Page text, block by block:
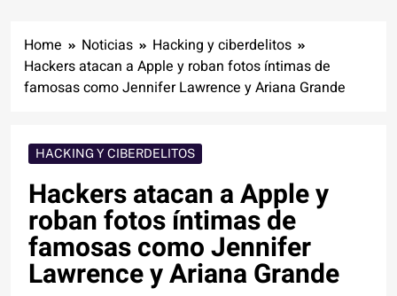
Home Noticias
Hacking y ciberdelitos
Hackers atacan a Apple y roban fotos íntimas de
famosas como Jennifer Lawrence y Ariana Grande
HACKING Y CIBERDELITOS
Hackers atacan a Apple y
roban fotos íntimas de
famosas como Jennifer
Lawrence y Ariana Grande